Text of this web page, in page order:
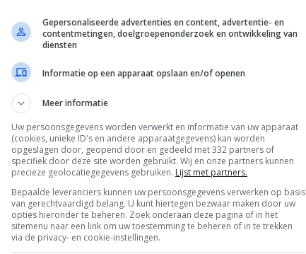
VOLG FILMTOTAAL
jou
Robbie steelt de show als een echte Barbie in de
'Barbie'-trailer
Gepersonaliseerde advertenties en content, advertentie- en
contentmetingen, doelgroepenonderzoek en ontwikkeling van
diensten
Informatie op een apparaat opslaan en/of openen
Meer informatie
Uw persoonsgegevens worden verwerkt en informatie van uw apparaat
(cookies, unieke ID's en andere apparaatgegevens) kan worden
opgeslagen door, geopend door en gedeeld met 332 partners of
specifiek door deze site worden gebruikt. Wij en onze partners kunnen
precieze geolocatiegegevens gebruiken. Lijst met partners.
Bepaalde leveranciers kunnen uw persoonsgegevens verwerken op basis
van gerechtvaardigd belang. U kunt hiertegen bezwaar maken door uw
opties hieronder te beheren. Zoek onderaan deze pagina of in het
sitemenu naar een link om uw toestemming te beheren of in te trekken
via de privacy- en cookie-instellingen.